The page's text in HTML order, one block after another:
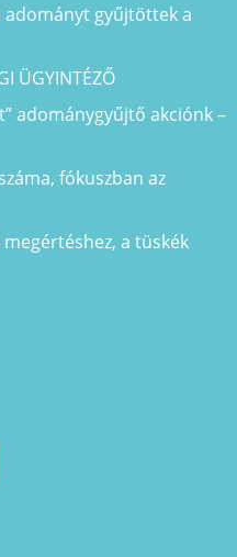
adományt gyűjtöttek a
ÜGYINTÉZŐ
adománygyűjtő akciónk –
fókuszban az
a tüskék